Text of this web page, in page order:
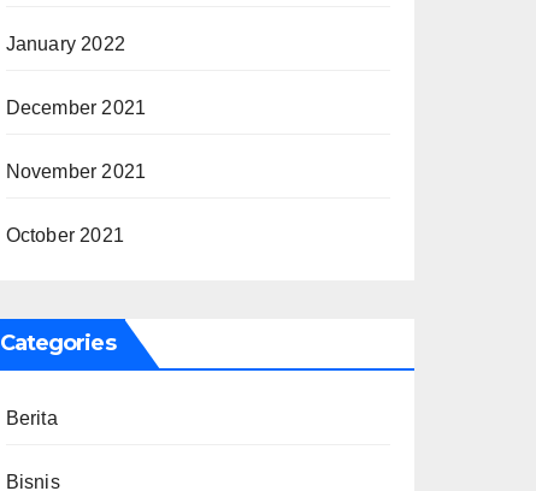
January 2022
December 2021
November 2021
October 2021
Categories
Berita
Bisnis